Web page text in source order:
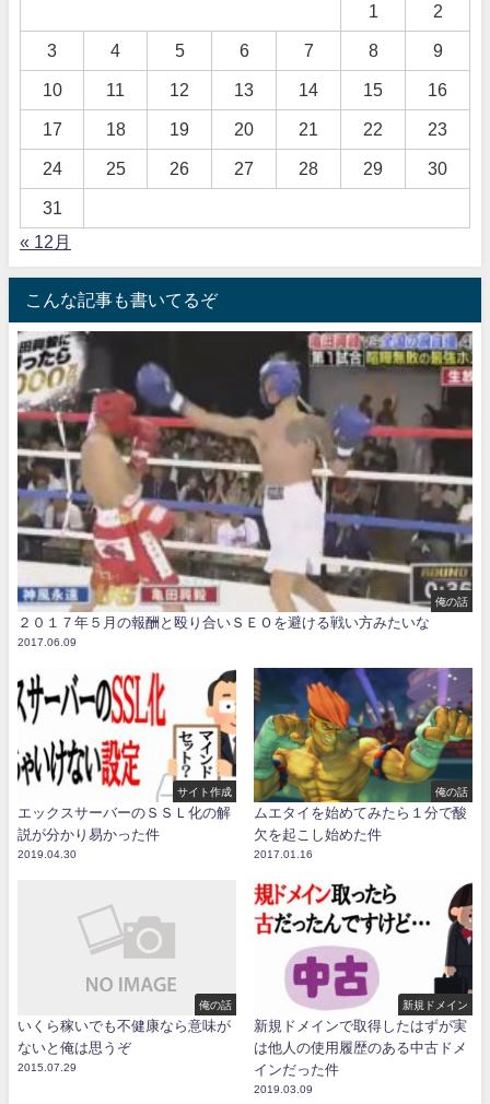
1 2
3 4 5 6 7 8 9
10 11 12 13 14 15 16
17 18 19 20 21 22 23
24 25 26 27 28 29 30
31
« 12月
こんな記事も書いてるぞ
俺の話
２０１７年５月の報酬と殴り合いＳＥＯを避ける戦い方みたいな
2017.06.09
サイト作成
エックスサーバーのＳＳＬ化の解
説が分かり易かった件
2019.04.30
俺の話
ムエタイを始めてみたら１分で酸
欠を起こし始めた件
2017.01.16
俺の話
いくら稼いでも不健康なら意味が
ないと俺は思うぞ
2015.07.29
新規ドメイン
新規ドメインで取得したはずが実
は他人の使用履歴のある中古ドメ
インだった件
2019.03.09